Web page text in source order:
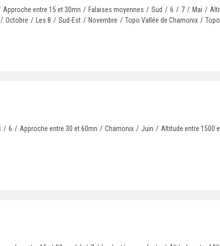
Approche entre 15 et 30mn / Falaises moyennes / Sud / 6 / 7 / Mai /
/ Octobre / Les 8 / Sud-Est / Novembre / Topo Vallée de Chamonix /
/ 6 / Approche entre 30 et 60mn / Chamonix / Juin / Altitude entre 1500